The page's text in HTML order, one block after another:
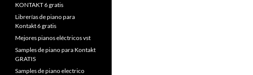
KONTAKT 6 gratis
Librerías de piano para
Kontakt 6 gratis
Mejores pianos eléctricos vst
Samples de piano para Kontakt
GRATIS
Samples de piano electrico